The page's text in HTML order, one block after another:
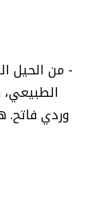
- من الحيل
وردي فاتح.